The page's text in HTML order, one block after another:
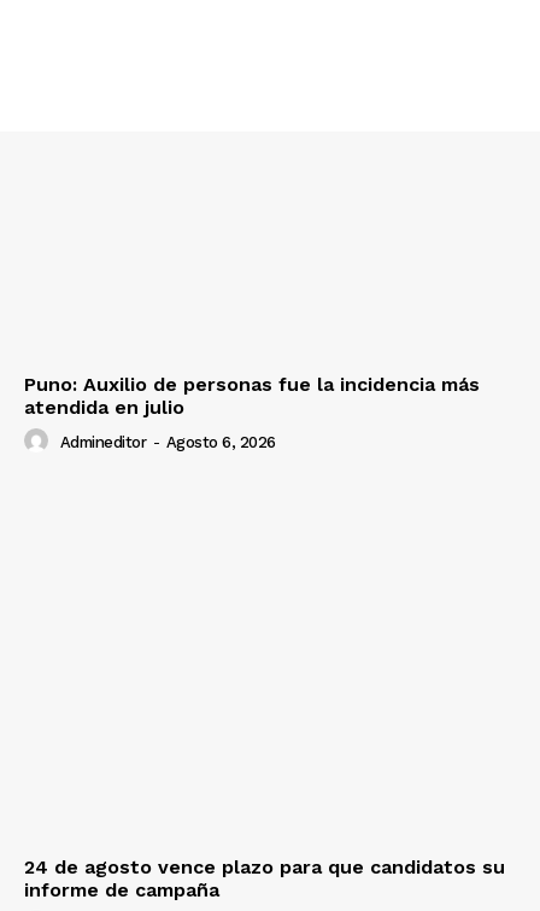
Puno: Auxilio de personas fue la incidencia más
atendida en julio
Admineditor - Agosto 6, 2026
24 de agosto vence plazo para que candidatos su
informe de campaña